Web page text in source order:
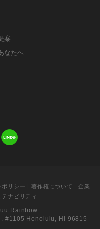
案
なたへ
ポリシー | 著作権について | 企業
テナビリティ
Rainbow
#1105 Honolulu, HI 96815